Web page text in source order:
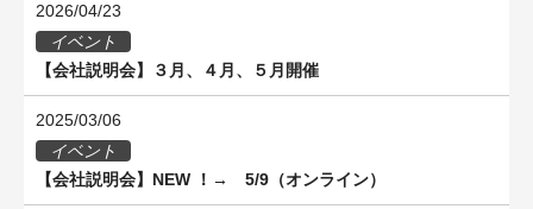
2026/04/23
イベント
【会社説明会】３月、４月、５月開催
2025/03/06
イベント
【会社説明会】NEW ！→ 5/9（オンライン）